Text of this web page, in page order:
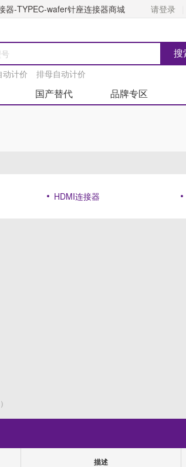
器-TYPEC-wafer针座连接器商城 请登录
动计价 排母自动计价
国产替代 品牌专区
HDMI连接器
描述